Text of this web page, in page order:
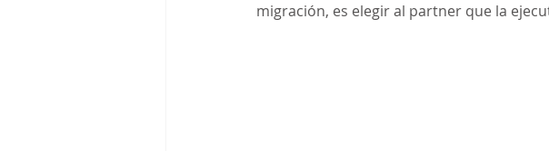
migración, es elegir al partner que la